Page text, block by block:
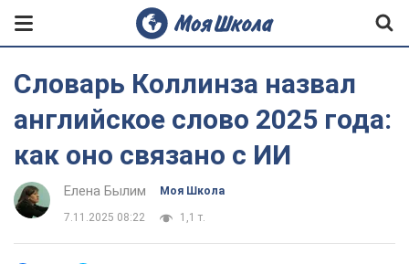
Словарь Коллинза назвал
английское слово 2025 года:
как оно связано с ИИ
Елена Былим Моя Школа
7.11.2025 08:22 1,1 т.